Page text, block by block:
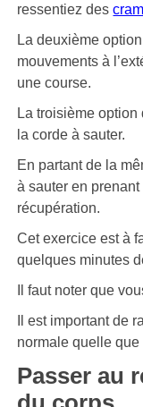
ressentiez des
La deuxième
mouvements à
une course.
La troisième
la corde à sauter.
En partant de la
à sauter en
récupération.
Cet exercice est à
quelques minutes
Il faut noter que
Il est important de
normale quelle
Passer au